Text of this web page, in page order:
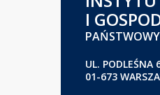
I
UL. PODLEŚNA
01-673